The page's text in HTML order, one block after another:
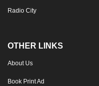
Radio City
OTHER LINKS
About Us
Book Print Ad